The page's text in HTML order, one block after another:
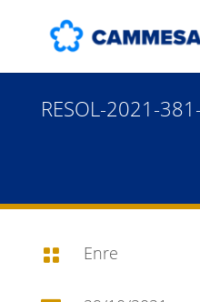
RESOL-2021-
 Enre